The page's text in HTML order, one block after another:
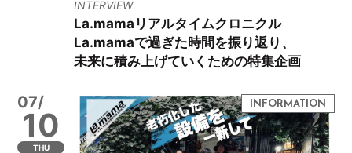
INTERVIEW
La.mamaリアルタイムクロニクル
La.mamaで過ぎた時間を振り返り、
未来に積み上げていくための特集企画
07/
10
THU